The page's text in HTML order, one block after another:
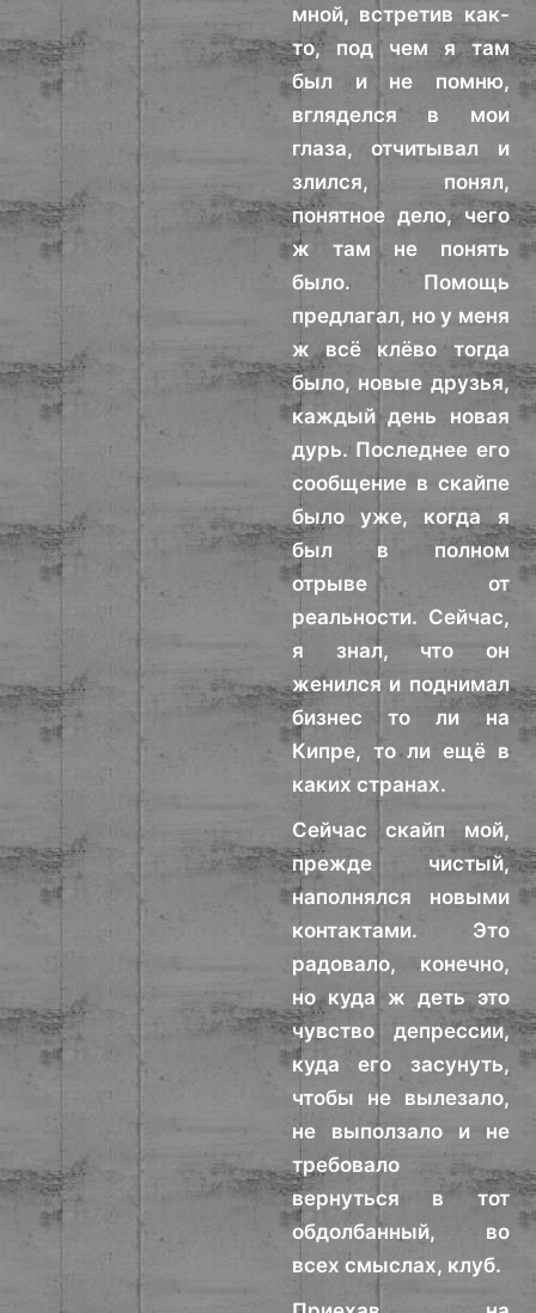
мной, встретив как-
то, под чем я там
был и не помню,
вгляделся в мои
глаза, отчитывал и
злился, понял,
понятное дело, чего
ж там не понять
было. Помощь
предлагал, но у меня
ж всё клёво тогда
было, новые друзья,
каждый день новая
дурь. Последнее его
сообщение в скайпе
было уже, когда я
был в полном
отрыве от
реальности. Сейчас,
я знал, что он
женился и поднимал
бизнес то ли на
Кипре, то ли ещё в
каких странах.
Сейчас скайп мой,
прежде чистый,
наполнялся новыми
контактами. Это
радовало, конечно,
но куда ж деть это
чувство депрессии,
куда его засунуть,
чтобы не вылезало,
не выползало и не
требовало
вернуться в тот
обдолбанный, во
всех смыслах, клуб.